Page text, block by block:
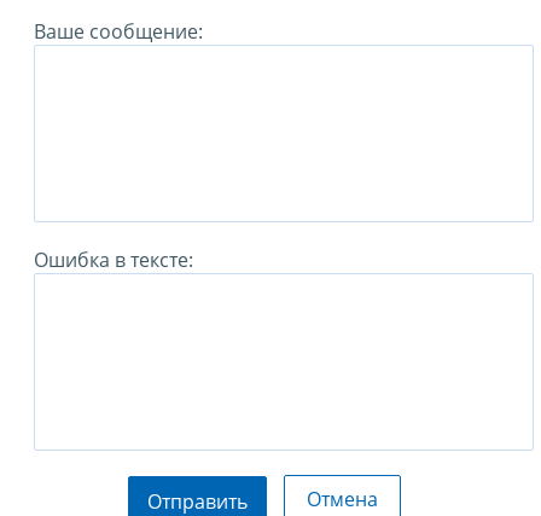
Ваше сообщение:
Ошибка в тексте:
Отправить Отмена